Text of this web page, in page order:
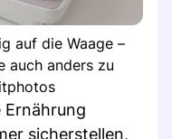
auf die Waage –
auch anders zu
Ernährung
sicherstellen,